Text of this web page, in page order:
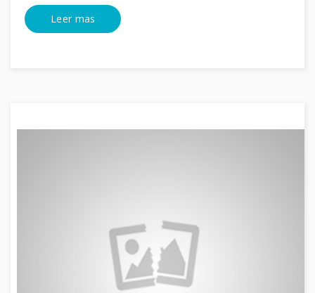
Leer mas